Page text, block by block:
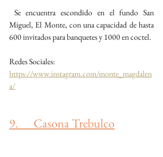
Miguel, El Monte, con una capacidad de hasta
600 invitados para banquetes y 1000 en coctel.
Redes Sociales:
https://www.instagram.com/monte_magdalen
a/
9.      Casona Trebulco